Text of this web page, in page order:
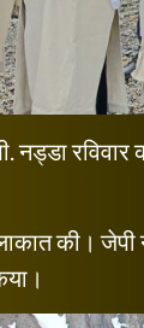
नड्डा
की।